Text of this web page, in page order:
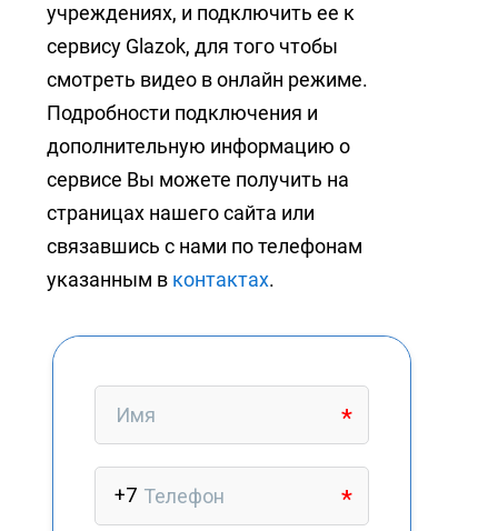
учреждениях, и подключить ее к
сервису Glazok, для того чтобы
смотреть видео в онлайн режиме.
Подробности подключения и
дополнительную информацию о
сервисе Вы можете получить на
страницах нашего сайта или
связавшись с нами по телефонам
указанным в контактах.